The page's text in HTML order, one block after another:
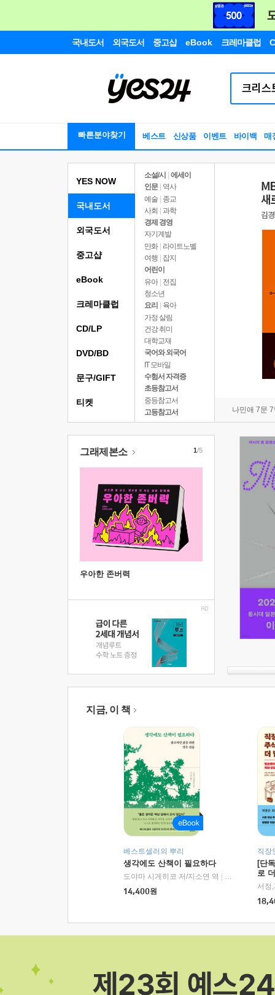
국내도서 외국도서 중고샵 eBook 크레마클럽
빠른분야찾기 베스트 신상품 이벤트 바이백 매
YES NOW
국내도서
소설/시
에세이
인문
역사
예술 | 종교
사회 | 과학
경제 경영
자기계발
만화 | 라이트노벨
여행
잡지
어린이
유아 | 전집
청소년
요리
육아
가정 살림
건강 취미
대학교재
국어와 외국어
IT 모바일
수험서 자격증
초등참고서
중등참고서
고등참고서
나민애 7문
외국도서
중고샵
eBook
크레마클럽
CD/LP
DVD/BD
문구/GIFT
티켓
그래제본소
우아한 존버력
1/5
지금, 이 책
베스트셀러의 뿌리
생각에도 산책이 필요하다
도야마 시게히코 저/지소연 역
알에이치코리
14,400원
직장
[단
로